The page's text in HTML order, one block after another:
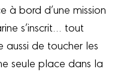
à bord d’une mission
s’inscrit… tout
de toucher les
seule place dans la